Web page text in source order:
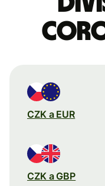
CZK a EUR
CZK a GBP